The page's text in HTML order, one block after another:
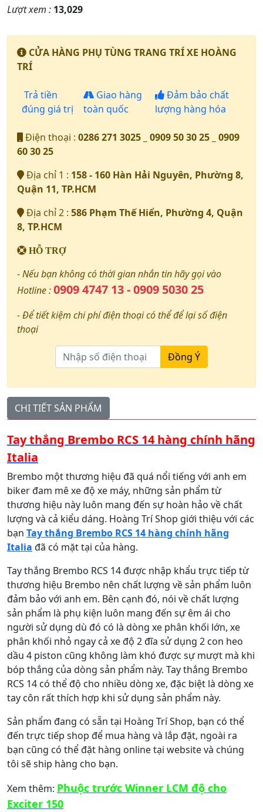
Lượt xem : 13,029
CỬA HÀNG PHỤ TÙNG TRANG TRÍ XE HOÀNG
TRÍ
Trả tiền
đúng giá trị
Giao hàng
toàn quốc
Đảm bảo chất
lượng hàng hóa
Điện thoại : 0286 271 3025 _ 0909 50 30 25 _ 0909
60 30 25
Địa chỉ 1 : 158 - 160 Hàn Hải Nguyên, Phường 8,
Quận 11, TP.HCM
Địa chỉ 2 : 586 Phạm Thế Hiển, Phường 4, Quận
8, TP.HCM
HỖ TRỢ
- Nếu bạn không có thời gian nhắn tin hãy gọi vào
Hotline :0909 4747 13 - 0909 5030 25
- Để tiết kiệm chi phí điện thoại có thể để lại số điện
thoại
Đồng Ý
CHI TIẾT SẢN PHẨM
Tay thắng Brembo RCS 14 hàng chính hãng
Italia
Brembo một thương hiệu đã quá nổi tiếng với anh em
biker đam mê xe độ xe máy, những sản phẩm từ
thương hiệu này luôn mang đến sự hoàn hảo về chất
lượng và cả kiểu dáng. Hoàng Trí Shop giới thiệu với các
bạn Tay thắng Brembo RCS 14 hàng chính hãng
Italia đã có mặt tại của hàng.
Tay thắng Brembo RCS 14 được nhập khẩu trực tiếp từ
thương hiệu Brembo nên chất lượng về sản phẩm luôn
đảm bảo với anh em. Bên cạnh đó, nói về chất lượng
sản phẩm là phụ kiện luôn mang đến sự êm ái cho
người sử dụng dù đó có là dòng xe phân khối lớn, xe
phân khối nhỏ ngay cả xe độ 2 đĩa sử dụng 2 con heo
dầu 4 piston cũng không làm khó được sự mượt mà khi
bóp thắng của dòng sản phẩm này. Tay thắng Brembo
RCS 14 có thể độ cho nhiều dòng xe, đặc biệt là dòng xe
tay côn rất thích hợp khi sử dụng sản phẩm này.
Sản phẩm đang có sẵn tại Hoàng Trí Shop, bạn có thể
đến trực tiếp shop để mua hàng và lắp đặt, ngoài ra
bạn cũng có thể đặt hàng online tại website và chúng
tôi sẽ ship hàng cho bạn.
Xem thêm: Phuộc trước Winner LCM độ cho
Exciter 150